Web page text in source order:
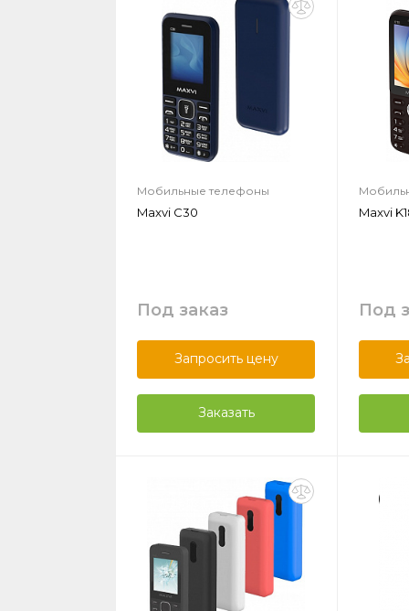
Мобильные телефоны
Maxvi C30
Под заказ
Запросить цену
Заказать
Maxvi
Под